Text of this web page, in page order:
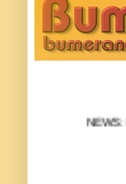
NEWS: